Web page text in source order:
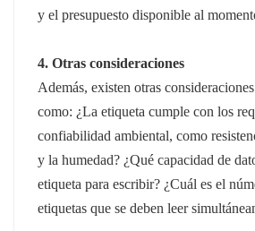
y el presupuesto disponible al
4. Otras consideraciones
Además, existen otras
como: ¿La etiqueta cumple con los
confiabilidad ambiental, como
y la humedad? ¿Qué capacidad de
etiqueta para escribir? ¿Cuál es el
etiquetas que se deben leer